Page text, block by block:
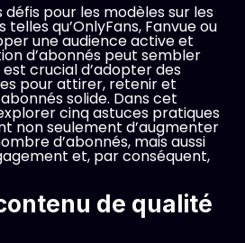
défis pour les modèles sur les
qu’OnlyFans, Fanvue ou
une audience active et
d’abonnés peut sembler
crucial d’adopter des
pour attirer, retenir et
solide. Dans cet
cinq astuces pratiques
non seulement d’augmenter
d’abonnés, mais aussi
et, par conséquent,
de qualité